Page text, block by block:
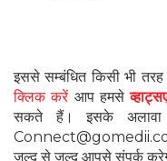
इससे सम्बंधित किसी भी
क्लिक करेंआप हमसे
सकते हैं। इसके
जल्द से जल्द आपसे संपर्क